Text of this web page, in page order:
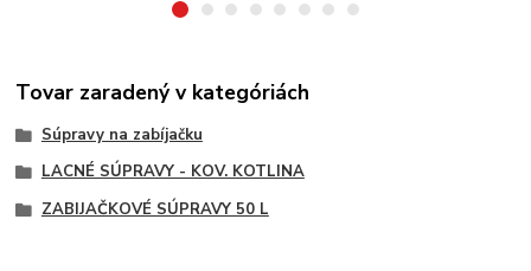
Tovar zaradený v kategóriách
Súpravy na zabíjačku
LACNÉ SÚPRAVY - KOV. KOTLINA
ZABIJAČKOVÉ SÚPRAVY 50 L